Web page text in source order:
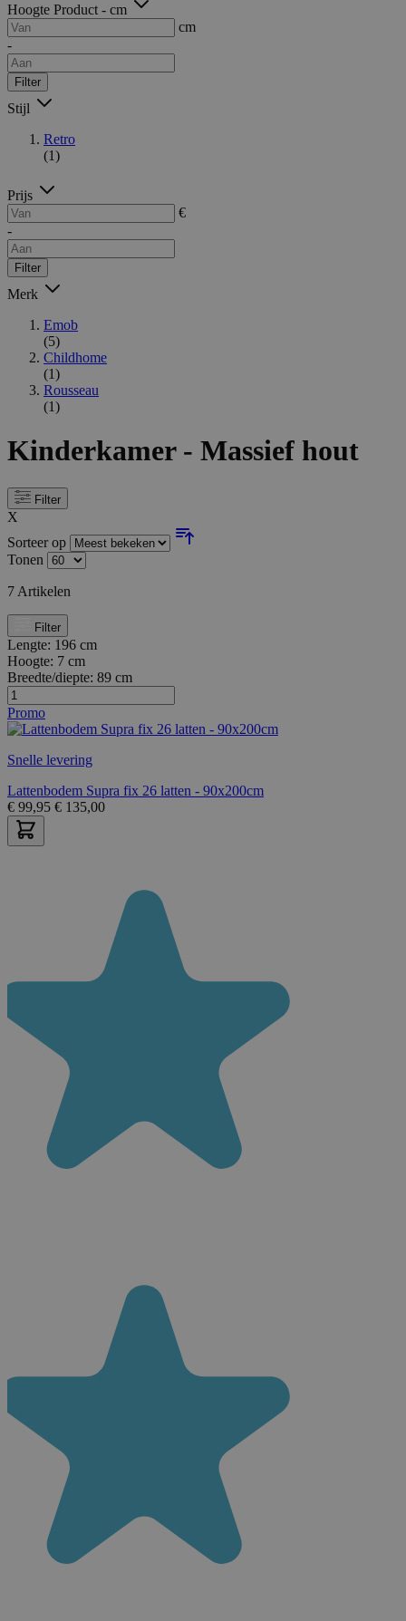
Hoogte Product - cm
cm
-
Filter
Stijl
Retro
(1)
Prijs
€
-
Filter
Merk
Emob
(5)
Childhome
(1)
Rousseau
(1)
Kinderkamer - Massief hout
Filter
X
Sorteer op
Tonen
7 Artikelen
Filter
Lengte: 196 cm
Hoogte: 7 cm
Breedte/diepte: 89 cm
Promo
Snelle levering
Lattenbodem Supra fix 26 latten - 90x200cm
€ 99,95 € 135,00